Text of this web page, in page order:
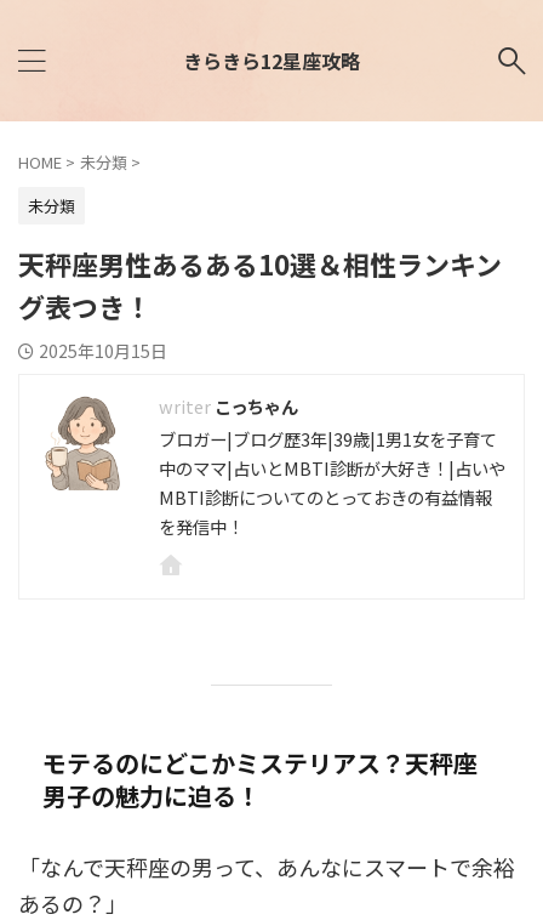
きらきら12星座攻略
HOME > 未分類 >
未分類
天秤座男性あるある10選＆相性ランキン
グ表つき！
2025年10月15日
こっちゃん
ブロガー|ブログ歴3年|39歳|1男1女を子育て
中のママ|占いとMBTI診断が大好き！|占いや
MBTI診断についてのとっておきの有益情報
を発信中！
モテるのにどこかミステリアス？天秤座
男子の魅力に迫る！
「なんで天秤座の男って、あんなにスマートで余裕
あるの？」